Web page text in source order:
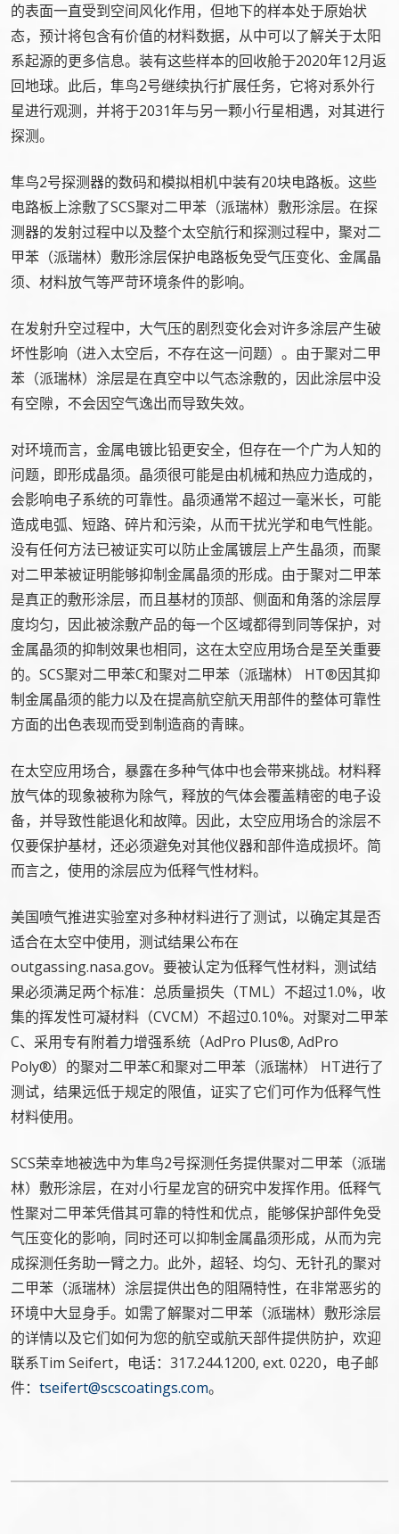
的表面一直受到空间风化作用，但地下的样本处于原始状
态，预计将包含有价值的材料数据，从中可以了解关于太阳
系起源的更多信息。装有这些样本的回收舱于2020年12月返
回地球。此后，隼鸟2号继续执行扩展任务，它将对系外行
星进行观测，并将于2031年与另一颗小行星相遇，对其进行
探测。
隼鸟2号探测器的数码和模拟相机中装有20块电路板。这些
电路板上涂敷了SCS聚对二甲苯（派瑞林）敷形涂层。在探
测器的发射过程中以及整个太空航行和探测过程中，聚对二
甲苯（派瑞林）敷形涂层保护电路板免受气压变化、金属晶
须、材料放气等严苛环境条件的影响。
在发射升空过程中，大气压的剧烈变化会对许多涂层产生破
坏性影响（进入太空后，不存在这一问题）。由于聚对二甲
苯（派瑞林）涂层是在真空中以气态涂敷的，因此涂层中没
有空隙，不会因空气逸出而导致失效。
对环境而言，金属电镀比铅更安全，但存在一个广为人知的
问题，即形成晶须。晶须很可能是由机械和热应力造成的，
会影响电子系统的可靠性。晶须通常不超过一毫米长，可能
造成电弧、短路、碎片和污染，从而干扰光学和电气性能。
没有任何方法已被证实可以防止金属镀层上产生晶须，而聚
对二甲苯被证明能够抑制金属晶须的形成。由于聚对二甲苯
是真正的敷形涂层，而且基材的顶部、侧面和角落的涂层厚
度均匀，因此被涂敷产品的每一个区域都得到同等保护，对
金属晶须的抑制效果也相同，这在太空应用场合是至关重要
的。SCS聚对二甲苯C和聚对二甲苯（派瑞林） HT®因其抑
制金属晶须的能力以及在提高航空航天用部件的整体可靠性
方面的出色表现而受到制造商的青睐。
在太空应用场合，暴露在多种气体中也会带来挑战。材料释
放气体的现象被称为除气，释放的气体会覆盖精密的电子设
备，并导致性能退化和故障。因此，太空应用场合的涂层不
仅要保护基材，还必须避免对其他仪器和部件造成损坏。简
而言之，使用的涂层应为低释气性材料。
美国喷气推进实验室对多种材料进行了测试，以确定其是否
适合在太空中使用，测试结果公布在
outgassing.nasa.gov。要被认定为低释气性材料，测试结
果必须满足两个标准：总质量损失（TML）不超过1.0%，收
集的挥发性可凝材料（CVCM）不超过0.10%。对聚对二甲苯
C、采用专有附着力增强系统（AdPro Plus®, AdPro
Poly®）的聚对二甲苯C和聚对二甲苯（派瑞林） HT进行了
测试，结果远低于规定的限值，证实了它们可作为低释气性
材料使用。
SCS荣幸地被选中为隼鸟2号探测任务提供聚对二甲苯（派瑞
林）敷形涂层，在对小行星龙宫的研究中发挥作用。低释气
性聚对二甲苯凭借其可靠的特性和优点，能够保护部件免受
气压变化的影响，同时还可以抑制金属晶须形成，从而为完
成探测任务助一臂之力。此外，超轻、均匀、无针孔的聚对
二甲苯（派瑞林）涂层提供出色的阻隔特性，在非常恶劣的
环境中大显身手。如需了解聚对二甲苯（派瑞林）敷形涂层
的详情以及它们如何为您的航空或航天部件提供防护，欢迎
联系Tim Seifert，电话：317.244.1200, ext. 0220，电子邮
件： tseifert@scscoatings.com。